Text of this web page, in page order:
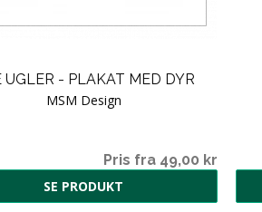
UGLER - PLAKAT MED DYR
MSM Design
Pris fra 49,00 kr
SE PRODUKT